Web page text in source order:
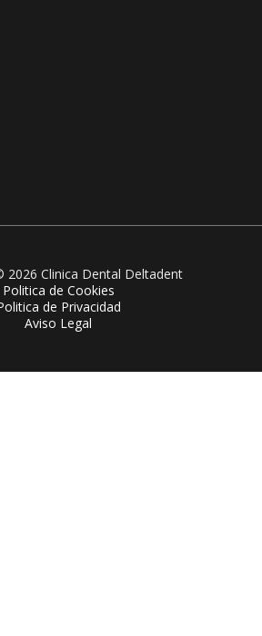
2026 Clinica Dental Deltadent
Politica de Cookies
de Privacidad
Aviso Legal